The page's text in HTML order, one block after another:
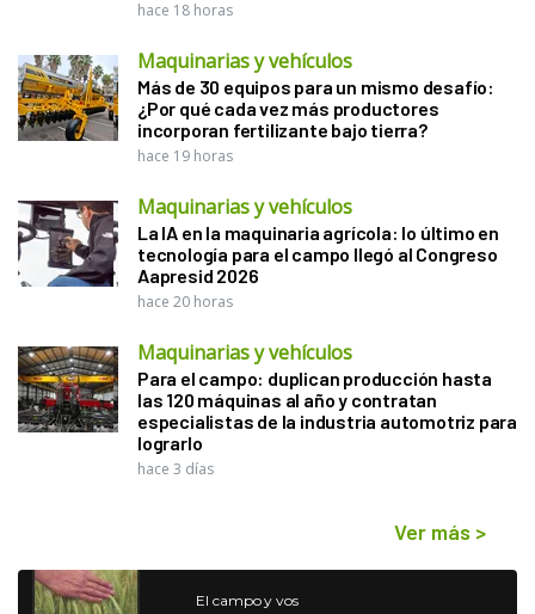
hace 18 horas
Maquinarias y vehículos
Más de 30 equipos para un mismo desafío:
¿Por qué cada vez más productores
incorporan fertilizante bajo tierra?
hace 19 horas
Maquinarias y vehículos
La IA en la maquinaria agrícola: lo último en
tecnología para el campo llegó al Congreso
Aapresid 2026
hace 20 horas
Maquinarias y vehículos
Para el campo: duplican producción hasta
las 120 máquinas al año y contratan
especialistas de la industria automotriz para
lograrlo
hace 3 días
Ver más >
El campo y vos